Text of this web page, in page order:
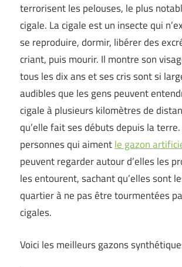
terrorisent les pelouses, le plus
cigale. La cigale est un insecte qui
se reproduire, dormir, libérer des
criant, puis mourir. Il montre son
tous les dix ans et ses cris sont si
audibles que les gens peuvent
cigale à plusieurs kilomètres de
qu’elle fait ses débuts depuis la
personnes qui aimentle gazon
peuvent regarder autour d’elles les
les entourent, sachant qu’elles sont
quartier à ne pas être tourmentées
cigales.
Voici les meilleurs gazons